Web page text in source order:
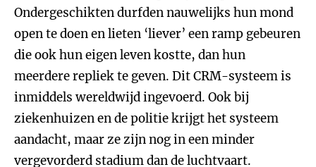
Ondergeschikten durfden nauwelijks hun mond
open te doen en lieten ‘liever’ een ramp gebeuren
die ook hun eigen leven kostte, dan hun
meerdere repliek te geven. Dit CRM-systeem is
inmiddels wereldwijd ingevoerd. Ook bij
ziekenhuizen en de politie krijgt het systeem
aandacht, maar ze zijn nog in een minder
vergevorderd stadium dan de luchtvaart.